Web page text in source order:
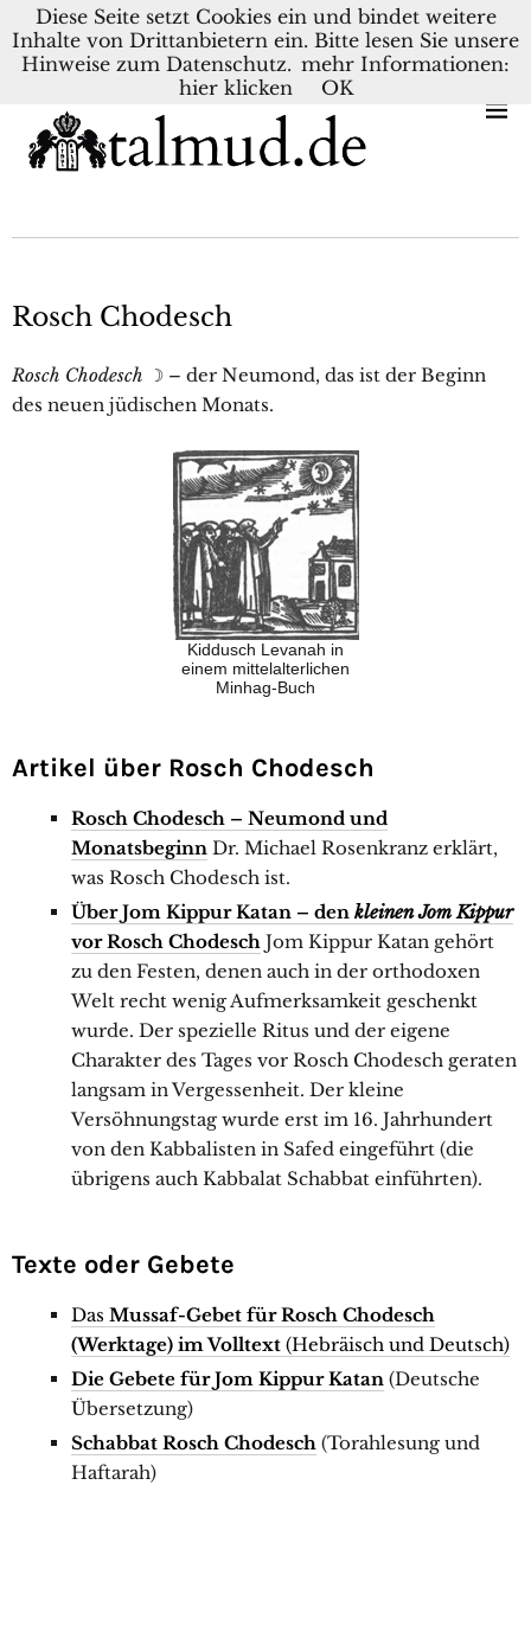
KONTAKT BLOG DEUTSCH NEDERLANDS
Rosch Chodesch
Rosch Chodesch ☽ – der Neumond, das ist der Beginn
des neuen jüdischen Monats.
Kiddusch Levanah in
einem mittelalterlichen
Minhag-Buch
Artikel über Rosch Chodesch
Rosch Chodesch – Neumond und
Monatsbeginn Dr. Michael Rosenkranz erklärt,
was Rosch Chodesch ist.
Über Jom Kippur Katan – den kleinen Jom Kippur
vor Rosch Chodesch Jom Kippur Katan gehört
zu den Festen, denen auch in der orthodoxen
Welt recht wenig Aufmerksamkeit geschenkt
wurde. Der spezielle Ritus und der eigene
Charakter des Tages vor Rosch Chodesch geraten
langsam in Vergessenheit. Der kleine
Versöhnungstag wurde erst im 16. Jahrhundert
von den Kabbalisten in Safed eingeführt (die
übrigens auch Kabbalat Schabbat einführten).
Texte oder Gebete
Das Mussaf-Gebet für Rosch Chodesch
(Werktage) im Volltext (Hebräisch und Deutsch)
Die Gebete für Jom Kippur Katan (Deutsche
Übersetzung)
Schabbat Rosch Chodesch (Torahlesung und
Haftarah)
Diese Seite setzt Cookies ein und bindet weitere
Inhalte von Drittanbietern ein. Bitte lesen Sie unsere
Hinweise zum Datenschutz. mehr Informationen:
hier klicken
OK